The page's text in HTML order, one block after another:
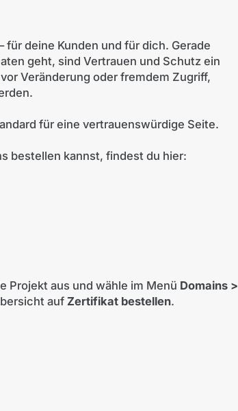
deine Kunden und für dich. Gerade
geht, sind Vertrauen und Schutz ein
Veränderung oder fremdem Zugriff,
für eine vertrauenswürdige Seite.
bestellen kannst, findest du hier:
Projekt aus und wähle im Menü Domains >
auf Zertifikat bestellen.